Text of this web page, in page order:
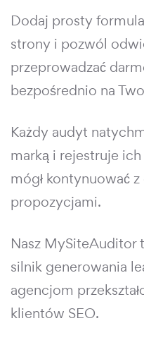
Dodaj prosty
strony i pozwól
przeprowadzać
bezpośrednio na
Każdy audyt
marką i rejestruje
mógł kontynuować
propozycjami.
Nasz MySiteAuditor
silnik generowania
agencjom
klientów SEO.